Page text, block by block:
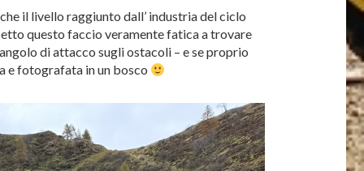
il livello raggiunto dall’ industria del ciclo
questo faccio veramente fatica a trovare
di attacco sugli ostacoli – e se proprio
e fotografata in un bosco